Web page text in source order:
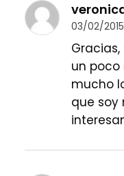
03/02/
un poco
mucho
que soy